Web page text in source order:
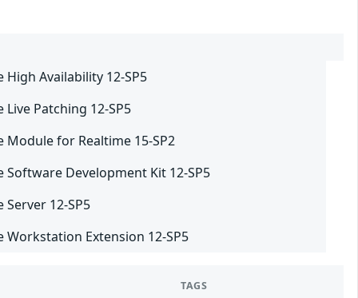
High Availability 12-SP5
Live Patching 12-SP5
Module for Realtime 15-SP2
Software Development Kit 12-SP5
Server 12-SP5
Workstation Extension 12-SP5
TAGS